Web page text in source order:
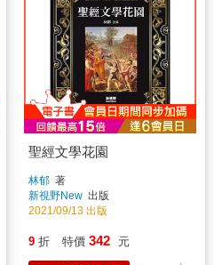
聖經文學花園
林郁 著
新視野New 出版
2021/09/13 出版
9 折 特價 342 元